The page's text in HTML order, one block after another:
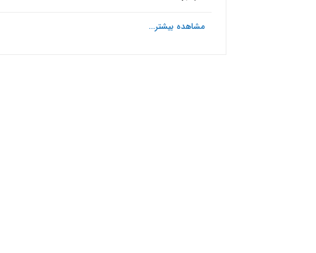
مشاهده بیشتر...